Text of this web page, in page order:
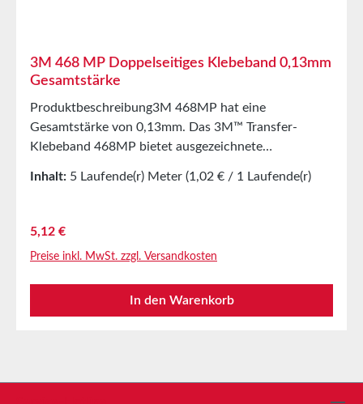
3M 468 MP Doppelseitiges Klebeband 0,13mm
Gesamtstärke
Produktbeschreibung3M 468MP hat eine
Gesamtstärke von 0,13mm. Das 3M™ Transfer-
Klebeband 468MP bietet ausgezeichnete
Chemikalienbeständigkeit. Es besteht aus einem
beschichtetem Schutzpapier und eignet sich ideal
Klebstoff 200MP wird bevorzugt für grafische
Anwendungen sowie im Industriellen Bereich
eingesetzt. Bei der Verwendung auf Kunststoffen
dieser Klebstoff für sichere Verbindungen.
Inhalt: 5 Laufende(r) Meter (1,02 € / 1 Laufende(r)
Regulärer Preis:
5,12 €
Preise inkl. MwSt. zzgl. Versandkosten
In den Warenkorb